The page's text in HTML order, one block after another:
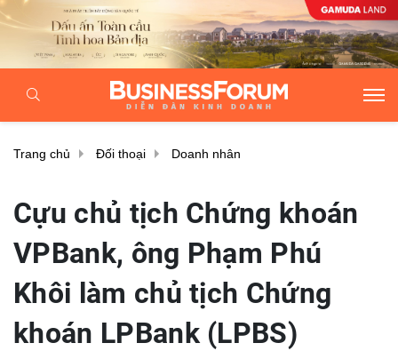
Trang chủ Đối thoại Doanh nhân
Cựu chủ tịch Chứng khoán
VPBank, ông Phạm Phú
Khôi làm chủ tịch Chứng
khoán LPBank (LPBS)